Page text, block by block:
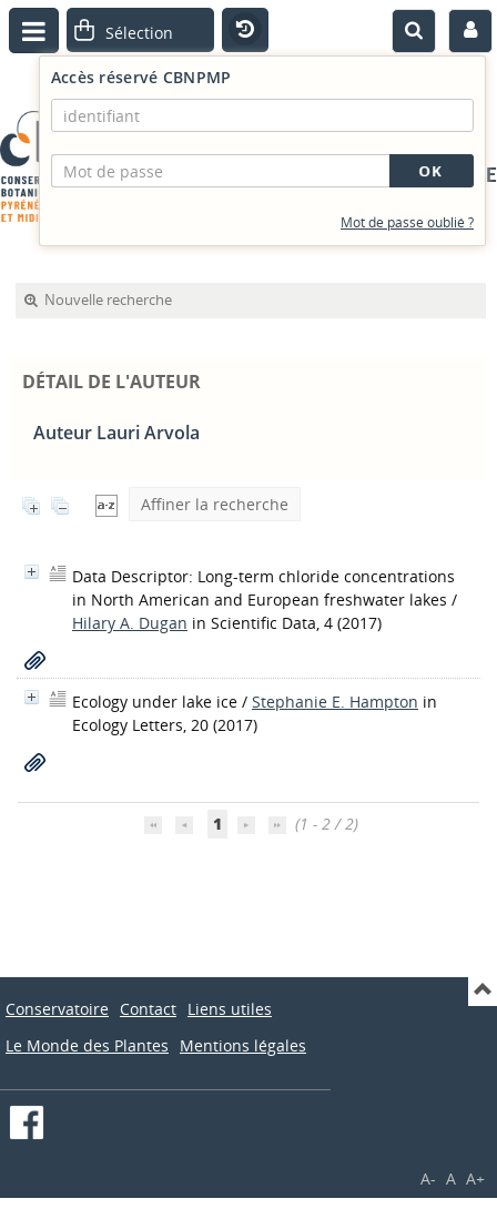
PORTAIL DOCUMENTAIRE
Accès réservé CBNPMP
Mot de passe oublié ?
Nouvelle recherche
DÉTAIL DE L'AUTEUR
Auteur Lauri Arvola
Affiner la recherche
Data Descriptor: Long-term chloride concentrations
in North American and European freshwater lakes /
Hilary A. Dugan in Scientific Data, 4 (2017)
Ecology under lake ice / Stephanie E. Hampton in
Ecology Letters, 20 (2017)
1 (1 - 2 / 2)
Conservatoire Contact Liens utiles
Le Monde des Plantes
Mentions légales
A- A A+